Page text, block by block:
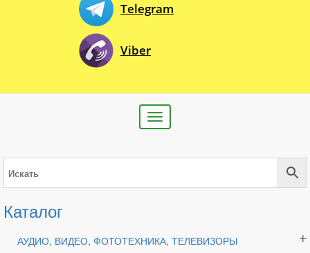
Telegram
Viber
Toggle
navigation
Каталог
АУДИО, ВИДЕО, ФОТОТЕХНИКА, ТЕЛЕВИЗОРЫ